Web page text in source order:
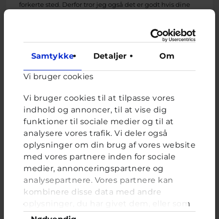
Samtykke Detaljer Om
Vi bruger cookies
Vi bruger cookies til at tilpasse vores
indhold og annoncer, til at vise dig
funktioner til sociale medier og til at
analysere vores trafik. Vi deler også
oplysninger om din brug af vores website
med vores partnere inden for sociale
medier, annonceringspartnere og
analysepartnere. Vores partnere kan
kombinere disse data med andre
oplysninger, du har givet dem, eller som
de har indsamlet fra din brug af deres
Samtykkevalg
forkerte sted. Derfor tror jeg også det er godt hvis dine
dig i om det er en god eller dårlig investering.
og lykke med hvornår du end påbegynder din start på
investeringer og aktiemarkedet.
Kylie, frivillig uddannet ungerådgiver hos Cyberhus